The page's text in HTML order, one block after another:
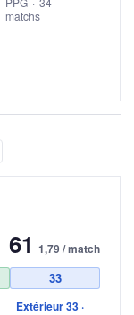
matchs
61 1,79 / match
33
Extérieur 33 ·